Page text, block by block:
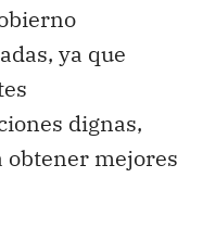
ya que
dignas,
obtener mejores